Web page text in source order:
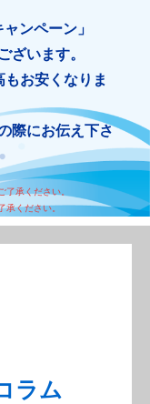
ンペーン」
ざいます。
お安くなりま
際にお伝え下さ
承ください。
承ください。
ラム